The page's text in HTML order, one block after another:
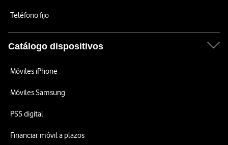
Teléfono fijo
Catálogo dispositivos
Móviles iPhone
Móviles Samsung
PS5 digital
Financiar móvil a plazos